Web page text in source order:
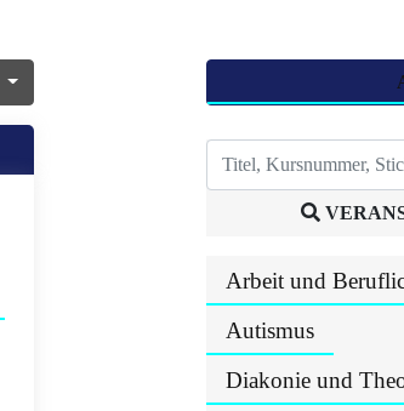
Arbeit und
Autismus
Diakonie und